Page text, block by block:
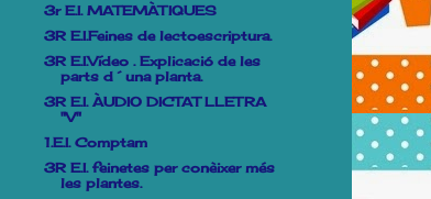
3r E.I. MATEMÀTIQUES
3R E.I.Feines de lectoescriptura.
3R E.I.Vídeo . Explicació de les
parts d´una planta.
3R E.I. ÀUDIO DICTAT LLETRA
"V"
1.E.I. Comptam
3R E.I. feinetes per conèixer més
les plantes.